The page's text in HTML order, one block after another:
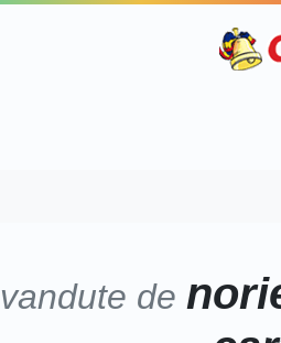
vandute de